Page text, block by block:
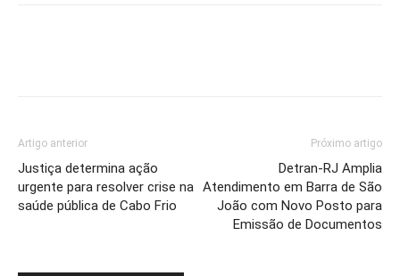
Artigo anterior
Justiça determina ação
urgente para resolver crise na
saúde pública de Cabo Frio
Próximo artigo
Detran-RJ Amplia
Atendimento em Barra de São
João com Novo Posto para
Emissão de Documentos